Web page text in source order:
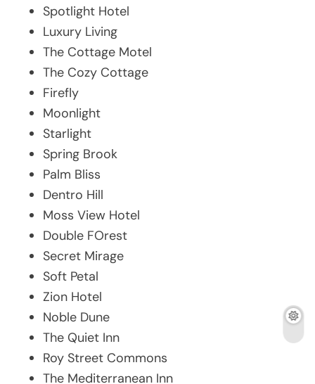
Spotlight Hotel
Luxury Living
The Cottage Motel
The Cozy Cottage
Firefly
Moonlight
Starlight
Spring Brook
Palm Bliss
Dentro Hill
Moss View Hotel
Double FOrest
Secret Mirage
Soft Petal
Zion Hotel
Noble Dune
The Quiet Inn
Roy Street Commons
The Mediterranean Inn